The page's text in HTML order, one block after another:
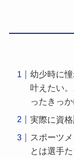
幼少時に
叶えたい
ったきっ
実際に資
スポーツ
とは選手